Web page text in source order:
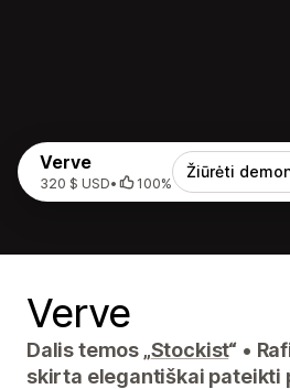
Verve
320 $ USD• 100%
Žiūrėti
Verve
Dalis temos „Stockist“ •
skirta elegantiškai pateikti